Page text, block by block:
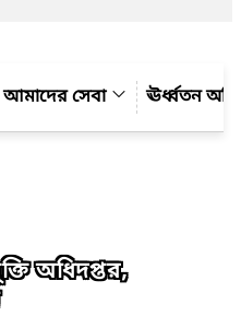
আমাদের সেবা ঊর্ধ্বতন
অধিদপ্তর,